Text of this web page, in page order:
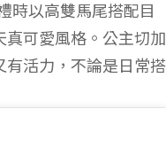
時以高雙馬尾搭配目
可愛風格。公主切加
活力，不論是日常搭